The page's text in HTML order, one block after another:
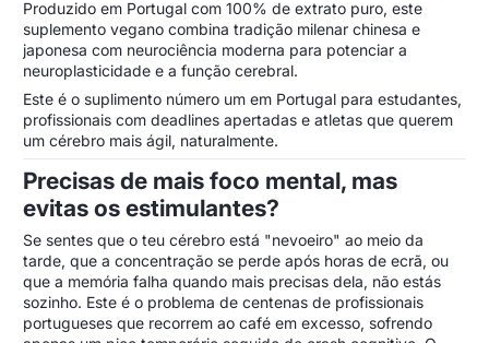
Produzido em Portugal com 100% de extrato puro, este
suplemento vegano combina tradição milenar chinesa e
japonesa com neurociência moderna para potenciar a
neuroplasticidade e a função cerebral.
Este é o suplimento número um em Portugal para estudantes,
profissionais com deadlines apertadas e atletas que querem
um cérebro mais ágil, naturalmente.
Precisas de mais foco mental, mas
evitas os estimulantes?
Se sentes que o teu cérebro está "nevoeiro" ao meio da
tarde, que a concentração se perde após horas de ecrã, ou
que a memória falha quando mais precisas dela, não estás
sozinho. Este é o problema de centenas de profissionais
portugueses que recorrem ao café em excesso, sofrendo